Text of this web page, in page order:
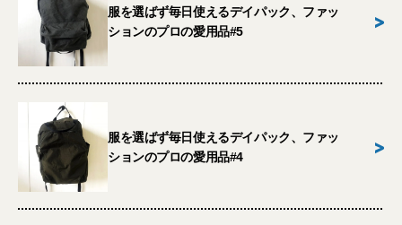
服を選ばず毎日使えるデイパック、ファッ
ションのプロの愛用品#5
>
服を選ばず毎日使えるデイパック、ファッ
ションのプロの愛用品#4
>